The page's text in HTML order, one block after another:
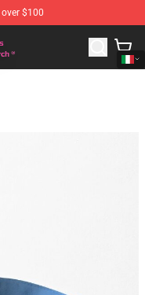
$100
Merchandise